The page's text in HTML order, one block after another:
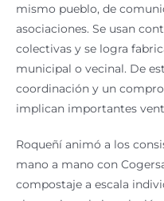
mismo pueblo, de
asociaciones. Se usan
colectivas y se logra
municipal o vecinal. De
coordinación y un
implican importantes
Roqueñí animó a los
mano a mano con
compostaje a escala